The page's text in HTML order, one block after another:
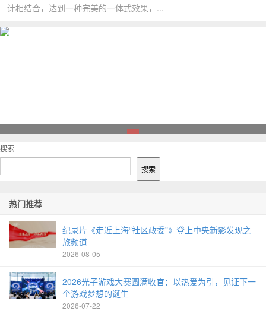
计相结合，达到一种完美的一体式效果，...
搜索
搜索
热门推荐
纪录片《走近上海“社区政委”》登上中央新影发现之
旅频道
2026-08-05
2026光子游戏大赛圆满收官：以热爱为引，见证下一
个游戏梦想的诞生
2026-07-22